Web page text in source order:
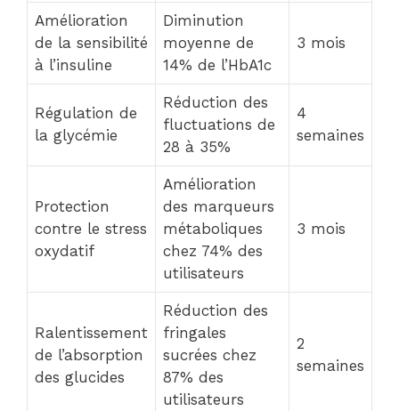
Amélioration
de la sensibilité
à l’insuline
Diminution
moyenne de
14% de l’HbA1c
3 mois
Régulation de
la glycémie
Réduction des
fluctuations de
28 à 35%
4
semaines
Protection
contre le stress
oxydatif
Amélioration
des marqueurs
métaboliques
chez 74% des
utilisateurs
3 mois
Ralentissement
de l’absorption
des glucides
Réduction des
fringales
sucrées chez
87% des
utilisateurs
2
semaines